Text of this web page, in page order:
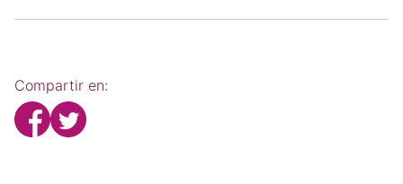
Compartir en: